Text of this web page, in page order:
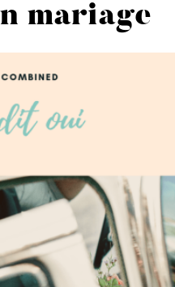
mariage